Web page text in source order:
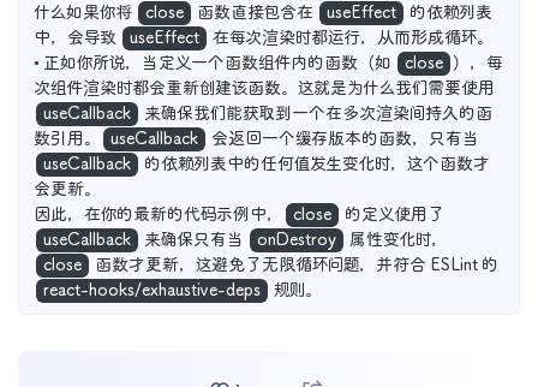
什么如果你将
close 函数直接包含在 useEffect
的依赖列表
中，会导致
useEffect
在每次渲染时都运行，从而形成循环。
• 正如你所说，当定义一个函数组件内的函数（如
close ），每
次组件渲染时都会重新创建该函数。这就是为什么我们需要使用
useCallback
来确保我们能获取到一个在多次渲染间持久的函
数引用。
useCallback
会返回一个缓存版本的函数，只有当
useCallback
的依赖列表中的任何值发生变化时，这个函数才
会更新。
因此，在你的最新的代码示例中，
close
的定义使用了
useCallback
来确保只有当 onDestroy
属性变化时，
close
函数才更新，这避免了无限循环问题，并符合 ESLint 的
react-hooks/exhaustive-deps
规则。